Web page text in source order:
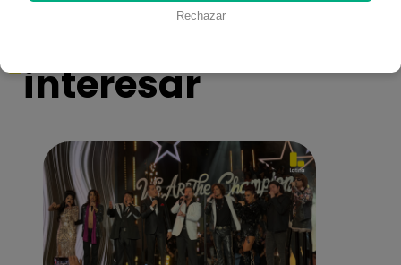
También te puede
interesar
Rechazar